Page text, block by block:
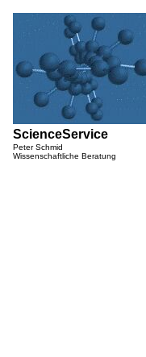
ScienceService
Peter Schmid
Wissenschaftliche Beratung